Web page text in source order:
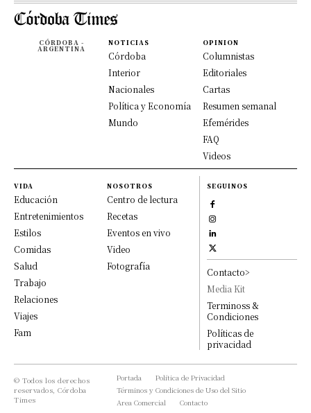
CÓRDOBA -
ARGENTINA
NOTICIAS
Córdoba
Interior
Nacionales
Política y Economía
Mundo
OPINION
Columnistas
Editoriales
Cartas
Resumen semanal
Efemérides
FAQ
Videos
VIDA
Educación
Entretenimientos
Estilos
Comidas
Salud
Trabajo
Relaciones
Viajes
Fam
NOSOTROS
Centro de lectura
Recetas
Eventos en vivo
Video
Fotografía
SEGUINOS
Contacto>
Media Kit
Terminoss &
Condiciones
Políticas de
privacidad
© Todos los derechos
reservados, Córdoba
Times
Portada
Política de Privacidad
Términos y Condiciones de Uso del Sitio
Area Comercial
Contacto